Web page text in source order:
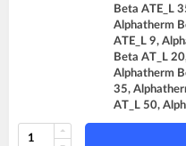
Beta ATE_L
Alphatherm
ATE_L 9,
Beta AT_L
Alphatherm
35,
AT_L 50,